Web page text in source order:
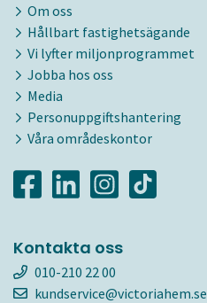
Om oss
Hållbart fastighetsägande
Vi lyfter miljonprogrammet
Jobba hos oss
Media
Personuppgiftshantering
Våra områdeskontor
Kontakta oss
010-210 22 00
kundservice@victoriahem.se